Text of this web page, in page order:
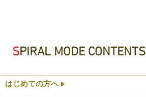
SPIRAL MODE CONTENTS
はじめての方へ▶